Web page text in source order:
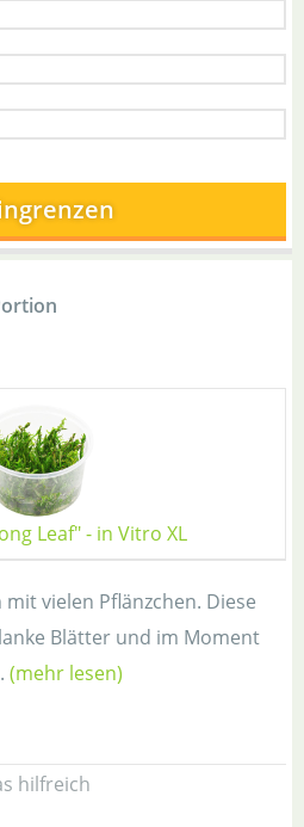
Leaf" - in Vitro XL
vielen Pflänzchen. Diese
Blätter und im Moment
(mehr lesen)
hilfreich